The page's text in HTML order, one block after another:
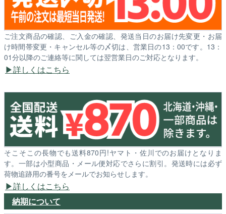
ご注文商品の確認、ご入金の確認、発送当日のお届け先変更・お届
け時間帯変更・キャンセル等の〆切は、営業日の13：00です。13：
01分以降のご連絡等に関しては翌営業日のご対応となります。
詳しくはこちら
そこそこの長物でも送料870円!ヤマト・佐川でのお届けとなりま
す。一部は小型商品・メール便対応でさらに割引。発送時には必ず
荷物追跡用の番号をメールでお知らせします。
詳しくはこちら
納期について